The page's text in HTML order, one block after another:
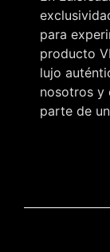
para
producto
lujo
nosotros y
parte de